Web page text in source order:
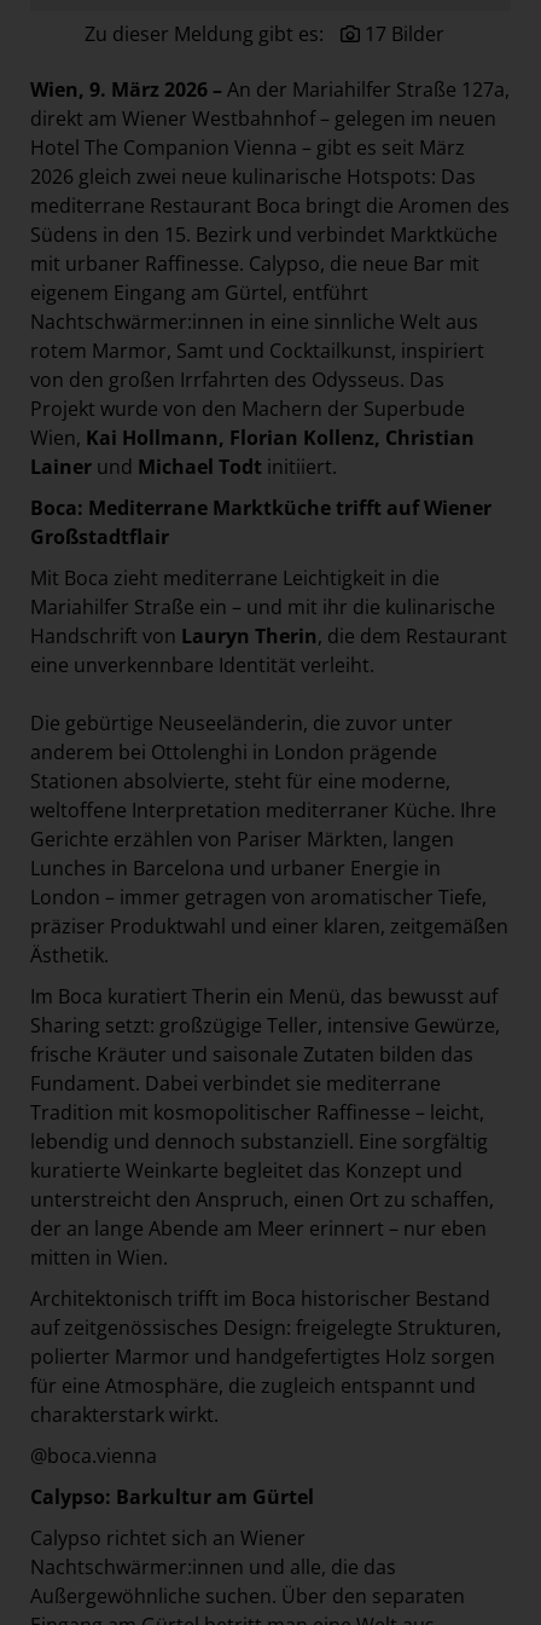
section.d
Swiss Life Select
The Companion
The Hoxton
Unibail-Rodamco-Westfield
Vöslauer
MEDIA
KONTAKT
Zu dieser Meldung gibt es: 17 Bilder
Wien, 9. März 2026 – An der Mariahilfer Straße 127a,
direkt am Wiener Westbahnhof – gelegen im neuen
Hotel The Companion Vienna – gibt es seit März
2026 gleich zwei neue kulinarische Hotspots: Das
mediterrane Restaurant Boca bringt die Aromen des
Südens in den 15. Bezirk und verbindet Marktküche
mit urbaner Raffinesse. Calypso, die neue Bar mit
eigenem Eingang am Gürtel, entführt
Nachtschwärmer:innen in eine sinnliche Welt aus
rotem Marmor, Samt und Cocktailkunst, inspiriert
von den großen Irrfahrten des Odysseus. Das
Projekt wurde von den Machern der Superbude
Wien, Kai Hollmann, Florian Kollenz, Christian
Lainer und Michael Todt initiiert.
Boca: Mediterrane Marktküche trifft auf Wiener
Großstadtflair
Mit Boca zieht mediterrane Leichtigkeit in die
Mariahilfer Straße ein – und mit ihr die kulinarische
Handschrift von Lauryn Therin, die dem Restaurant
eine unverkennbare Identität verleiht.
Die gebürtige Neuseeländerin, die zuvor unter
anderem bei Ottolenghi in London prägende
Stationen absolvierte, steht für eine moderne,
weltoffene Interpretation mediterraner Küche. Ihre
Gerichte erzählen von Pariser Märkten, langen
Lunches in Barcelona und urbaner Energie in
London – immer getragen von aromatischer Tiefe,
präziser Produktwahl und einer klaren, zeitgemäßen
Ästhetik.
Im Boca kuratiert Therin ein Menü, das bewusst auf
Sharing setzt: großzügige Teller, intensive Gewürze,
frische Kräuter und saisonale Zutaten bilden das
Fundament. Dabei verbindet sie mediterrane
Tradition mit kosmopolitischer Raffinesse – leicht,
lebendig und dennoch substanziell. Eine sorgfältig
kuratierte Weinkarte begleitet das Konzept und
unterstreicht den Anspruch, einen Ort zu schaffen,
der an lange Abende am Meer erinnert – nur eben
mitten in Wien.
Architektonisch trifft im Boca historischer Bestand
auf zeitgenössisches Design: freigelegte Strukturen,
polierter Marmor und handgefertigtes Holz sorgen
für eine Atmosphäre, die zugleich entspannt und
charakterstark wirkt.
@boca.vienna
Calypso: Barkultur am Gürtel
Calypso richtet sich an Wiener
Nachtschwärmer:innen und alle, die das
Außergewöhnliche suchen. Über den separaten